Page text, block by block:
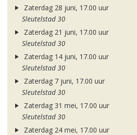
Zaterdag 28 juni, 17.00 uur
Sleutelstad 30
Zaterdag 21 juni, 17.00 uur
Sleutelstad 30
Zaterdag 14 juni, 17.00 uur
Sleutelstad 30
Zaterdag 7 juni, 17.00 uur
Sleutelstad 30
Zaterdag 31 mei, 17.00 uur
Sleutelstad 30
Zaterdag 24 mei, 17.00 uur